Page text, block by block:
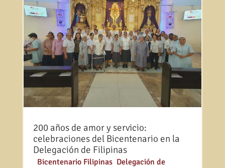
200 años de amor y servicio:
celebraciones del Bicentenario en la
Delegación de Filipinas
Bicentenario Filipinas, Delegación de